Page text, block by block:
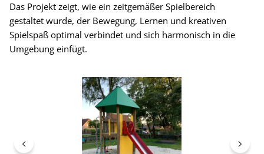
Das Projekt zeigt, wie ein zeitgemäßer Spielbereich
gestaltet wurde, der Bewegung, Lernen und kreativen
Spielspaß optimal verbindet und sich harmonisch in die
Umgebung einfügt.
Bildergalerie überspringen